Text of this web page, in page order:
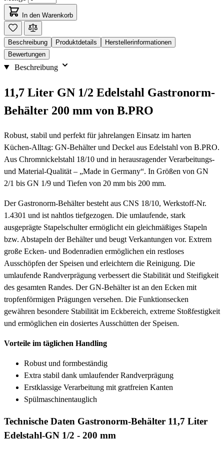
In den Warenkorb
Beschreibung Produktdetails
Herstellerinformationen
Bewertungen
Beschreibung
11,7 Liter GN 1/2 Edelstahl Gastronorm-
Behälter 200 mm von B.PRO
Robust, stabil und perfekt für jahrelangen Einsatz im harten
Küchen-Alltag: GN-Behälter und Deckel aus Edelstahl von B.PRO.
Aus Chromnickelstahl 18/10 und in herausragender Verarbeitungs-
und Material-Qualität – „Made in Germany“. In Größen von GN
2/1 bis GN 1/9 und Tiefen von 20 mm bis 200 mm.
Der Gastronorm-Behälter besteht aus CNS 18/10, Werkstoff-Nr.
1.4301 und ist nahtlos tiefgezogen. Die umlaufende, stark
ausgeprägte Stapelschulter ermöglicht ein gleichmäßiges Stapeln
bzw. Abstapeln der Behälter und beugt Verkantungen vor. Extrem
große Ecken- und Bodenradien ermöglichen ein restloses
Ausschöpfen der Speisen und erleichtern die Reinigung. Die
umlaufende Randverprägung verbessert die Stabilität und Steifigkeit
des gesamten Randes. Der GN-Behälter ist an den Ecken mit
tropfenförmigen Prägungen versehen. Die Funktionsecken
gewähren besondere Stabilität im Eckbereich, extreme Stoßfestigkeit
und ermöglichen ein dosiertes Ausschütten der Speisen.
Vorteile im täglichen Handling
Robust und formbeständig
Extra stabil dank umlaufender Randverprägung
Erstklassige Verarbeitung mit gratfreien Kanten
Spülmaschinentauglich
Technische Daten Gastronorm-Behälter 11,7 Liter
Edelstahl-GN 1/2 - 200 mm